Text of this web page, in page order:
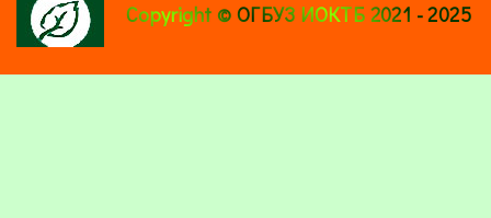
Copyright © ОГБУЗ ИОКТБ 2021 - 2025